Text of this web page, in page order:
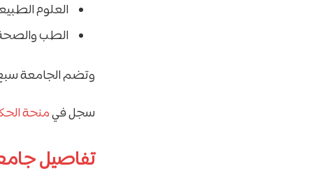
العلوم
الطب
وتضم الجامعة سبع
سجل فيمنحة
تفاصيل